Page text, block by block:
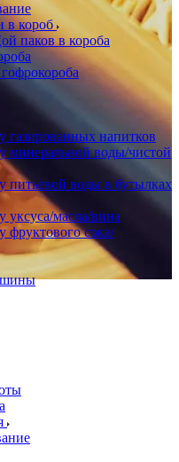
в короб
паков в короба
газированных напитков
минеральной воды/чистой
питьевой воды в бутылках
уксуса/масла/вина
фруктового сока/